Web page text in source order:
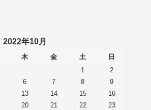
2022年10月
木 金 土
日
1
2
6 7 8
9
13 14 15
16
20 21 22
23